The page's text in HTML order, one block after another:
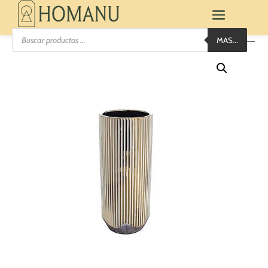
Búsqueda
productos
MAS...